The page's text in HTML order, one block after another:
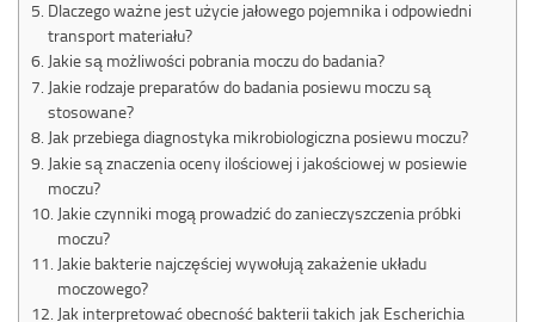
Dlaczego ważne jest użycie jałowego pojemnika i odpowiedni
transport materiału?
Jakie są możliwości pobrania moczu do badania?
Jakie rodzaje preparatów do badania posiewu moczu są
stosowane?
Jak przebiega diagnostyka mikrobiologiczna posiewu moczu?
Jakie są znaczenia oceny ilościowej i jakościowej w posiewie
moczu?
Jakie czynniki mogą prowadzić do zanieczyszczenia próbki
moczu?
Jakie bakterie najczęściej wywołują zakażenie układu
moczowego?
Jak interpretować obecność bakterii takich jak Escherichia